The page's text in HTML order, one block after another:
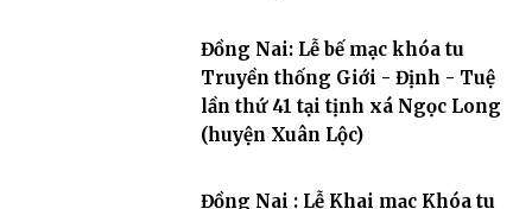
Đồng Nai: Lễ bế mạc khóa tu
Truyền thống Giới - Định - Tuệ
lần thứ 41 tại tịnh xá Ngọc Long
(huyện Xuân Lộc)
Đồng Nai : Lễ Khai mạc Khóa tu